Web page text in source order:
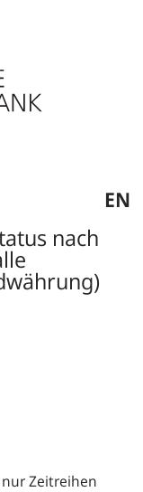
EN
nach
Zeitreihen